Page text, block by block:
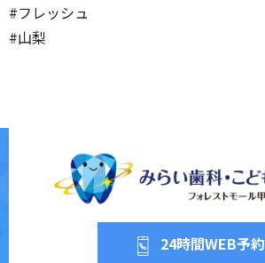
#フレッシュ
#山梨
24時間WEB予約